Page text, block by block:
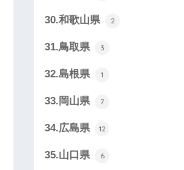
30.和歌山県 2
31.鳥取県 3
32.島根県 1
33.岡山県 7
34.広島県 12
35.山口県 6